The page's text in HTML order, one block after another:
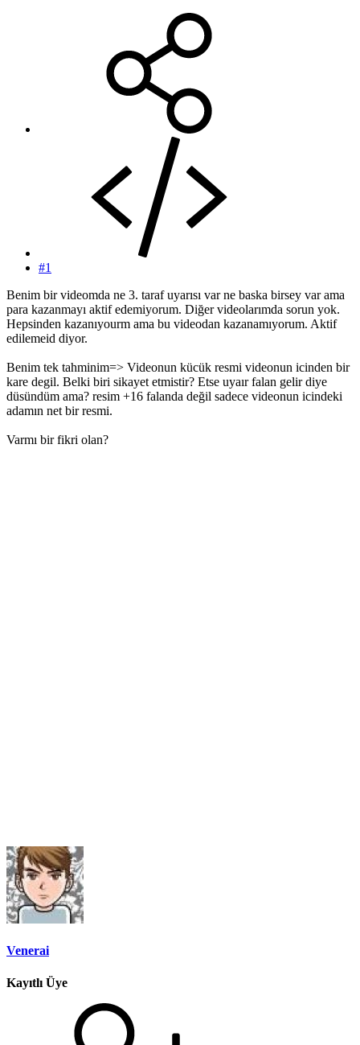
#1
Benim bir videomda ne 3. taraf uyarısı var ne baska birsey var ama
para kazanmayı aktif edemiyorum. Diğer videolarımda sorun yok.
Hepsinden kazanıyourm ama bu videodan kazanamıyorum. Aktif
edilemeid diyor.
Benim tek tahminim=> Videonun kücük resmi videonun icinden bir
kare degil. Belki biri sikayet etmistir? Etse uyaır falan gelir diye
düsündüm ama? resim +16 falanda değil sadece videonun icindeki
adamın net bir resmi.
Varmı bir fikri olan?
Venerai
Kayıtlı Üye